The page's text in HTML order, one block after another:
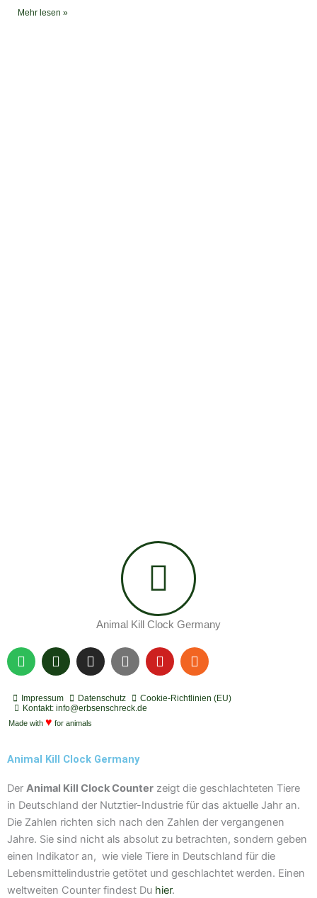
Mehr lesen »
Animal Kill Clock Germany
S
p
t
i
f
P
o
c
a
s
I
n
t
a
g
a
m
Y
o
t
u
Y
o
t
R
s
Impressum Datenschutz
Cookie-Richtlinien (EU)
Kontakt: info@erbsenschreck.de
Made with ♥ for animals
Animal Kill Clock Germany
Der Animal Kill Clock Counter zeigt die geschlachteten Tiere
in Deutschland der Nutztier-Industrie für das aktuelle Jahr an.
Die Zahlen richten sich nach den Zahlen der vergangenen
Jahre. Sie sind nicht als absolut zu betrachten, sondern geben
einen Indikator an, wie viele Tiere in Deutschland für die
Lebensmittelindustrie getötet und geschlachtet werden. Einen
weltweiten Counter findest Du hier.